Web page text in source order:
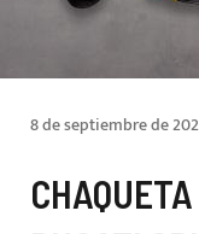
8 de septiembre de